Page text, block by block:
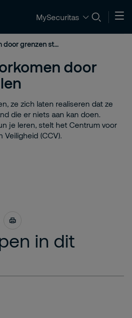
MySecuritas
Escalatie voorkomen door grenzen stellen
door
ze zich laten realiseren dat ze
die er niets aan kan doen.
je leren, stelt het Centrum voor
Veiligheid (CCV).
in dit